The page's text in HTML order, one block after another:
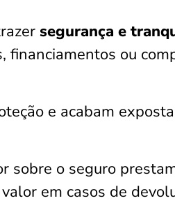
segurança e
financiamentos ou
e acabam
sobre o seguro
em casos de